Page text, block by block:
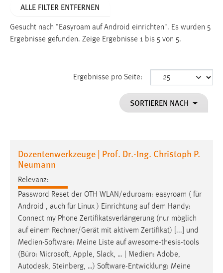
ALLE FILTER ENTFERNEN
Gesucht nach "Easyroam auf Android einrichten". Es wurden 5
Ergebnisse gefunden. Zeige Ergebnisse 1 bis 5 von 5.
Ergebnisse pro Seite:
SORTIEREN NACH
Dozentenwerkzeuge | Prof. Dr.-Ing. Christoph P.
Neumann
Relevanz:
Password Reset der OTH WLAN/eduroam: easyroam ( für
Android , auch für Linux ) Einrichtung aufdem Handy:
Connect my Phone Zertifikatsverlängerung (nur möglich
aufeinem Rechner/Gerät mit aktivem Zertifikat) [...] und
Medien-Software: Meine Liste aufawesome-thesis-tools
(Büro: Microsoft, Apple, Slack, … | Medien: Adobe,
Autodesk, Steinberg, …) Software-Entwicklung: Meine
Name:
Dieser Cookie speichert die ausgewählten Einverständnis-
Performance
Name:
staticfilecache
Zweck:
Für performante Seitenauslieferung wird in diesem Cookie
gespeichert, ob man eingeloggt ist.
Sprachpräferenz
Name: